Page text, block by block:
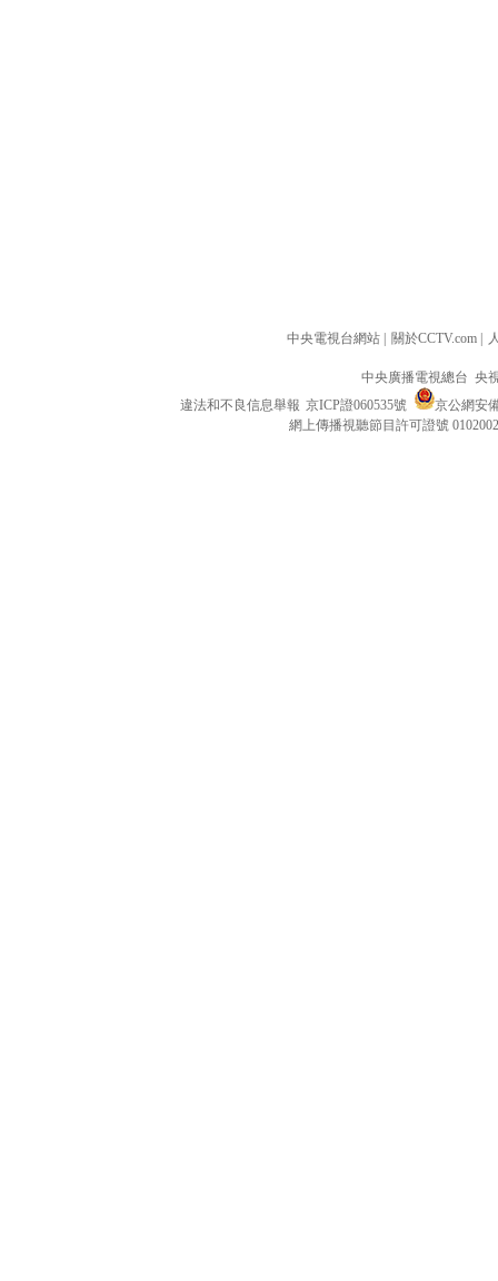
中央電視台網站 關於CCTV.com
中央廣播電視總台 央
違法和不良信息舉報 京ICP證060535號
京公網安
網上傳播視聽節目許可證號